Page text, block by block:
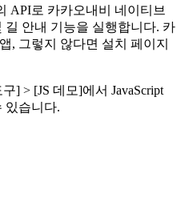
API로 카카오내비 네이티브
길 안내 기능을 실행합니다. 카
, 그렇지 않다면 설치 페이지
] > [JS 데모]에서 JavaScript
있습니다.